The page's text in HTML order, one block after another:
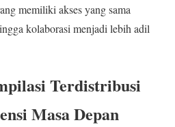
memiliki akses yang sama
kolaborasi menjadi lebih adil
Terdistribusi
Masa Depan